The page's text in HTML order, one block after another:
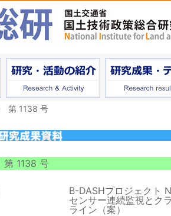
第 1138 号
1138 号
B-DASHプロジェクト
センサー連続監視とク
ライン（案）